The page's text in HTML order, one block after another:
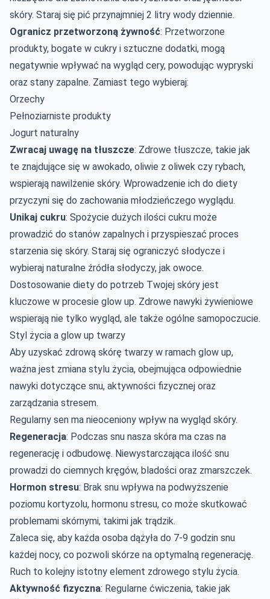
skóry. Staraj się pić przynajmniej 2 litry wody dziennie.
Ogranicz przetworzoną żywność: Przetworzone
produkty, bogate w cukry i sztuczne dodatki, mogą
negatywnie wpływać na wygląd cery, powodując wypryski
oraz stany zapalne. Zamiast tego wybieraj:
Orzechy
Pełnoziarniste produkty
Jogurt naturalny
Zwracaj uwagę na tłuszcze: Zdrowe tłuszcze, takie jak
te znajdujące się w awokado, oliwie z oliwek czy rybach,
wspierają nawilżenie skóry. Wprowadzenie ich do diety
przyczyni się do zachowania młodzieńczego wyglądu.
Unikaj cukru: Spożycie dużych ilości cukru może
prowadzić do stanów zapalnych i przyspieszać proces
starzenia się skóry. Staraj się ograniczyć słodycze i
wybieraj naturalne źródła słodyczy, jak owoce.
Dostosowanie diety do potrzeb Twojej skóry jest
kluczowe w procesie glow up. Zdrowe nawyki żywieniowe
wspierają nie tylko wygląd, ale także ogólne samopoczucie.
Styl życia a glow up twarzy
Aby uzyskać zdrową skórę twarzy w ramach glow up,
ważna jest zmiana stylu życia, obejmująca odpowiednie
nawyki dotyczące snu, aktywności fizycznej oraz
zarządzania stresem.
Regularny sen ma nieoceniony wpływ na wygląd skóry.
Regeneracja: Podczas snu nasza skóra ma czas na
regenerację i odbudowę. Niewystarczająca ilość snu
prowadzi do ciemnych kręgów, bladości oraz zmarszczek.
Hormon stresu: Brak snu wpływa na podwyższenie
poziomu kortyzolu, hormonu stresu, co może skutkować
problemami skórnymi, takimi jak trądzik.
Zaleca się, aby każda osoba dążyła do 7-9 godzin snu
każdej nocy, co pozwoli skórze na optymalną regenerację.
Ruch to kolejny istotny element zdrowego stylu życia.
Aktywność fizyczna: Regularne ćwiczenia, takie jak